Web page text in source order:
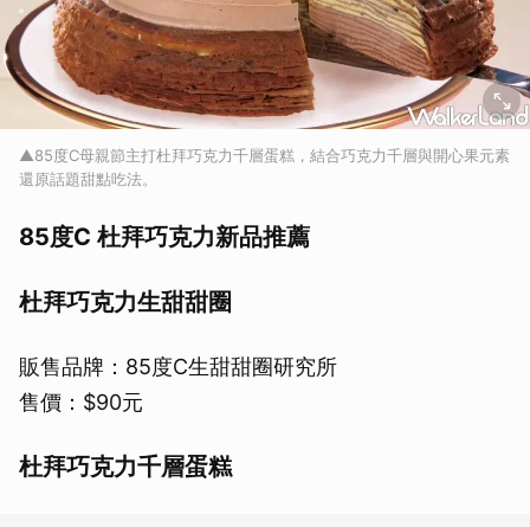
▲85度C母親節主打杜拜巧克力千層蛋糕，結合巧克力千層與開心果元素
還原話題甜點吃法。
85度C 杜拜巧克力新品推薦
杜拜巧克力生甜甜圈
販售品牌：85度C生甜甜圈研究所
售價：$90元
杜拜巧克力千層蛋糕